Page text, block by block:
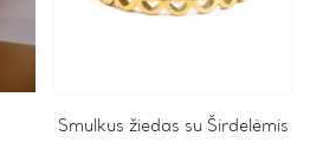
Smulkus žiedas su Širdelėmis
This